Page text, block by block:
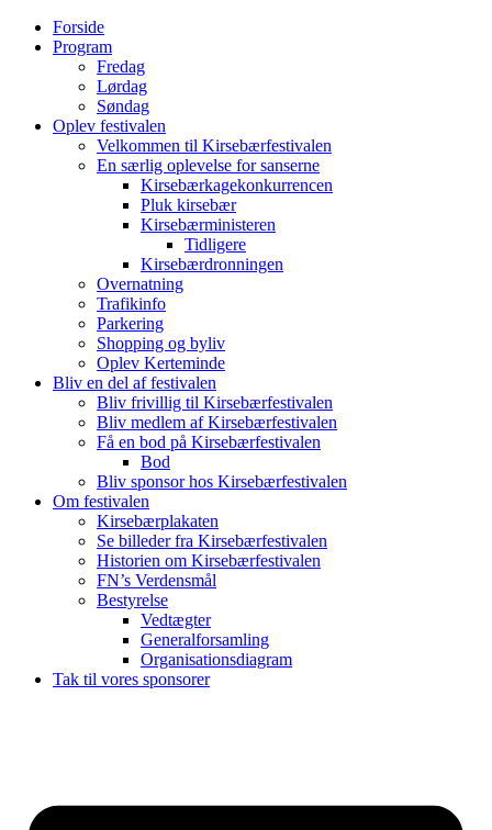
VidereForside
Program
Fredag
Lørdag
Søndag
Oplev festivalen
Velkommen til Kirsebærfestivalen
En særlig oplevelse for sanserne
Kirsebærkagekonkurrencen
Pluk kirsebær
Kirsebærministeren
Tidligere
Kirsebærdronningen
Overnatning
Trafikinfo
Parkering
Shopping og byliv
Oplev Kerteminde
Bliv en del af festivalen
Bliv frivillig til Kirsebærfestivalen
Bliv medlem af Kirsebærfestivalen
Få en bod på Kirsebærfestivalen
Bod
Bliv sponsor hos Kirsebærfestivalen
Om festivalen
Kirsebærplakaten
Se billeder fra Kirsebærfestivalen
Historien om Kirsebærfestivalen
FN’s Verdensmål
Bestyrelse
Vedtægter
Generalforsamling
Organisationsdiagram
Tak til vores sponsorer